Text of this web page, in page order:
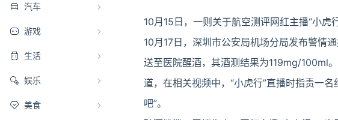
汽车
游戏
生活
娱乐
美食
10月15日，一则关于航空测评网红主播“小虎
10月17日，深圳市公安局机场分局发布警情
送至医院醒酒，其酒测结果为119mg/100ml
道，在相关视频中，“小虎行”直播时指责一
吧”。